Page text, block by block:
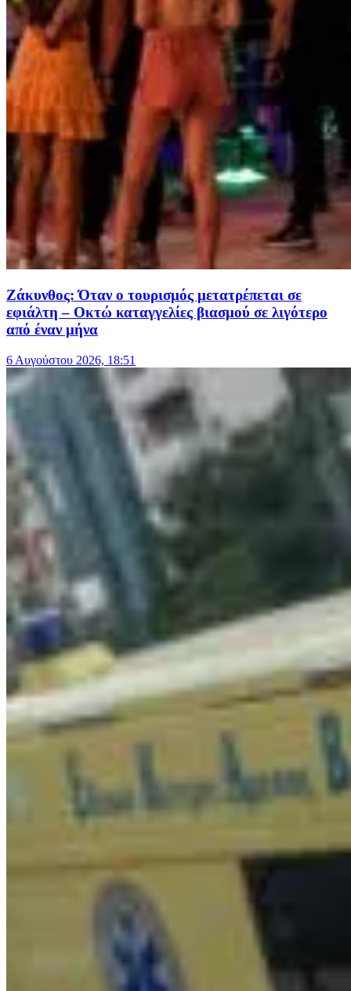
Ζάκυνθος: Όταν ο τουρισμός μετατρέπεται σε
εφιάλτη – Οκτώ καταγγελίες βιασμού σε λιγότερο
από έναν μήνα
6 Αυγούστου 2026, 18:51